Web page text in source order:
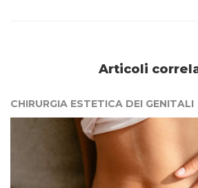
Articoli
CHIRURGIA ESTETICA DEI GENITALI